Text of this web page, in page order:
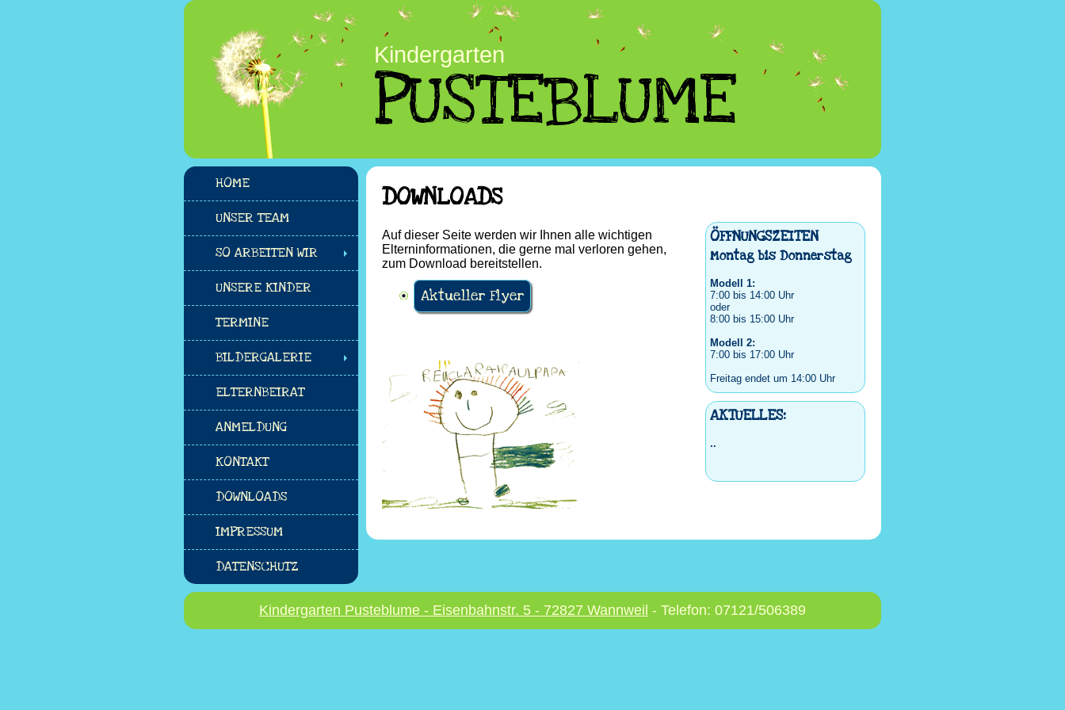
Kindergarten
PUSTEBLUME
HOME
UNSER TEAM
SO ARBEITEN WIR
UNSERE KINDER
TERMINE
BILDERGALERIE
ELTERNBEIRAT
ANMELDUNG
KONTAKT
DOWNLOADS
IMPRESSUM
DATENSCHUTZ
ÖFFNUNGSZEITEN
Montag bis Donnerstag
Modell 1:
7:00 bis 14:00 Uhr
oder
8:00 bis 15:00 Uhr
Modell 2:
7:00 bis 17:00 Uhr
Freitag endet um 14:00 Uhr
AKTUELLES:
..
DOWNLOADS
Auf dieser Seite werden wir Ihnen alle wichtigen
Elterninformationen, die gerne mal verloren gehen,
zum Download bereitstellen.
Aktueller Flyer
Kindergarten Pusteblume - Eisenbahnstr. 5 - 72827 Wannweil - Telefon: 07121/506389